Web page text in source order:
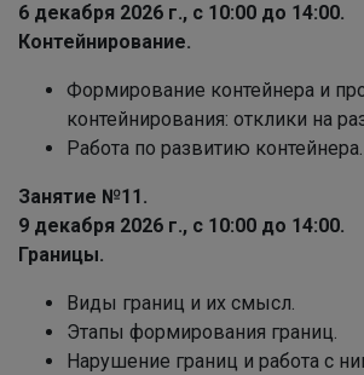
6 декабря 2026 г., с 10:00 до 14:00.
Контейнирование.
Формирование контейнера и
контейнирования: отклики на
Работа по развитию контейнера.
Занятие №11.
9 декабря 2026 г., с 10:00 до 14:00.
Границы.
Виды границ и их смысл.
Этапы формирования границ.
Нарушение границ и работа с